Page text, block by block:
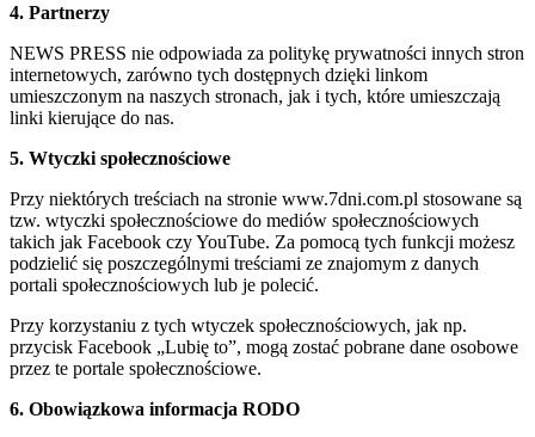
4. Partnerzy
NEWS PRESS nie odpowiada za politykę prywatności innych stron
internetowych, zarówno tych dostępnych dzięki linkom
umieszczonym na naszych stronach, jak i tych, które umieszczają
linki kierujące do nas.
5. Wtyczki społecznościowe
Przy niektórych treściach na stronie www.7dni.com.pl stosowane są
tzw. wtyczki społecznościowe do mediów społecznościowych
takich jak Facebook czy YouTube. Za pomocą tych funkcji możesz
podzielić się poszczególnymi treściami ze znajomym z danych
portali społecznościowych lub je polecić.
Przy korzystaniu z tych wtyczek społecznościowych, jak np.
przycisk Facebook „Lubię to”, mogą zostać pobrane dane osobowe
przez te portale społecznościowe.
6. Obowiązkowa informacja RODO